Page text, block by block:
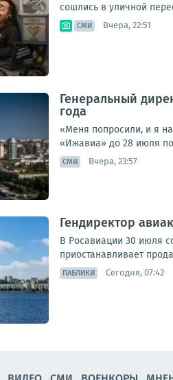
сошлись в уличной
СМИ Вчера, 22:51
Генеральный
года
«Меня попросили, и я
«Ижавиа» до 28 июля
СМИ Вчера, 23:57
Гендиректор
В Росавиации 30 июля
приостанавливает
ПАБЛИКИ Сегодня, 07:42